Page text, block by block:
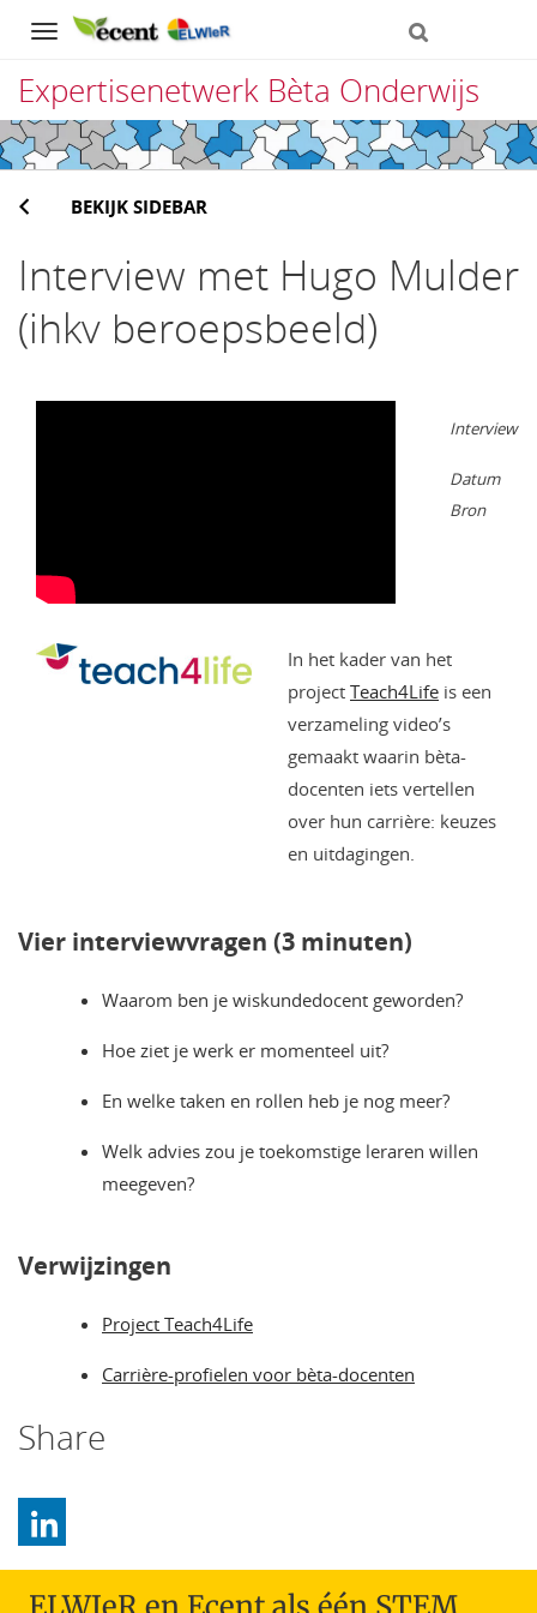
Navigation
Expertisenetwerk Bèta Onderwijs
Direct
naar
het
inhoud
BEKIJK SIDEBAR
Interview met Hugo Mulder
(ihkv beroepsbeeld)
Interview
Datum
Bron
In het kader van het
project Teach4Life is een
verzameling video’s
gemaakt waarin bèta-
docenten iets vertellen
over hun carrière: keuzes
en uitdagingen.
Vier interviewvragen (3 minuten)
Waarom ben je wiskundedocent geworden?
Hoe ziet je werk er momenteel uit?
En welke taken en rollen heb je nog meer?
Welk advies zou je toekomstige leraren willen
meegeven?
Verwijzingen
Project Teach4Life
Carrière-profielen voor bèta-docenten
Share